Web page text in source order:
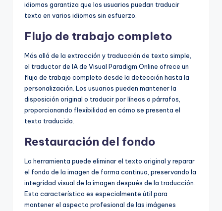
idiomas garantiza que los usuarios puedan traducir
texto en varios idiomas sin esfuerzo.
Flujo de trabajo completo
Más allá de la extracción y traducción de texto simple,
el traductor de IA de Visual Paradigm Online ofrece un
flujo de trabajo completo desde la detección hasta la
personalización. Los usuarios pueden mantener la
disposición original o traducir por líneas o párrafos,
proporcionando flexibilidad en cómo se presenta el
texto traducido.
Restauración del fondo
La herramienta puede eliminar el texto original y reparar
el fondo de la imagen de forma continua, preservando la
integridad visual de la imagen después de la traducción.
Esta característica es especialmente útil para
mantener el aspecto profesional de las imágenes